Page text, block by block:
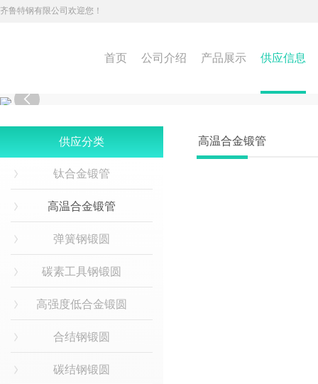
齐鲁特钢有限公司欢迎您！
首页 公司介绍 产品展示 供应信息

供应分类
钛合金锻管
高温合金锻管
弹簧钢锻圆
碳素工具钢锻圆
高强度低合金锻圆
合结钢锻圆
碳结钢锻圆
高温合金锻管